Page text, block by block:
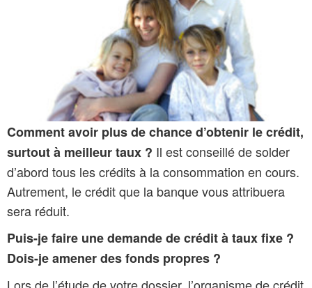
Comment avoir plus de chance d’obtenir le crédit,
surtout à meilleur taux ? Il est conseillé de solder
d’abord tous les crédits à la consommation en cours.
Autrement, le crédit que la banque vous attribuera
sera réduit.
Puis-je faire une demande de crédit à taux fixe ?
Dois-je amener des fonds propres ?
Lors de l’étude de votre dossier, l’organisme de crédit